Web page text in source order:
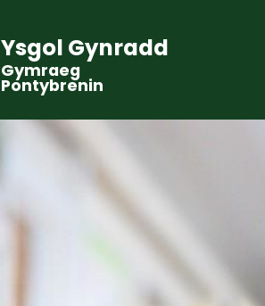
Ysgol Gynradd
Gymraeg
Pontybrenin